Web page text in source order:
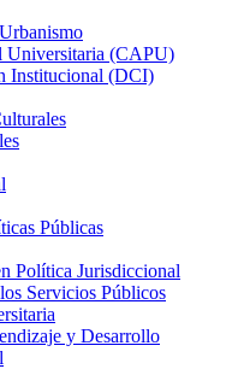
Universitaria (CAPU)
Institucional (DCI)
Públicas
Política Jurisdiccional
Servicios Públicos
y Desarrollo